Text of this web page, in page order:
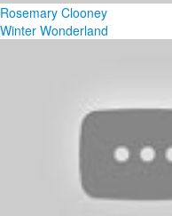
Rosemary Clooney
Winter Wonderland